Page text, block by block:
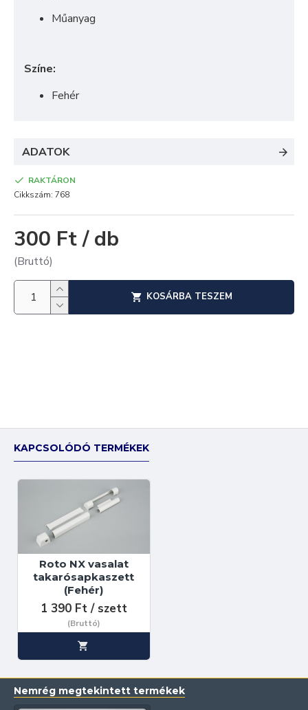
Műanyag
Színe:
Fehér
ADATOK
300 Ft / db
(Bruttó)
RAKTÁRON
Cikkszám: 768
KOSÁRBA TESZEM
KAPCSOLÓDÓ TERMÉKEK
Roto NX vasalat
takarósapkaszett
(Fehér)
1 390 Ft / szett
(Bruttó)
Nemrég megtekintett termékek